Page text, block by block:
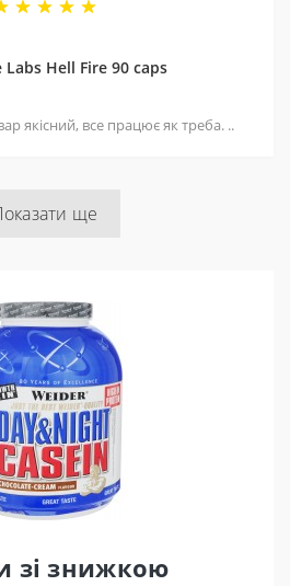
Hell Fire 90 caps
якісний, все працює як треба. ..
ще
зі знижкою